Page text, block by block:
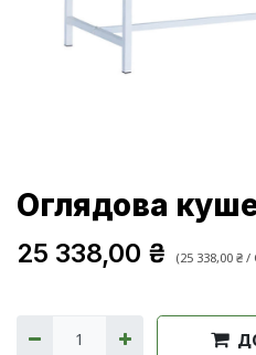
Оглядова
25 338,00 ₴ (25 338,00 ₴ /